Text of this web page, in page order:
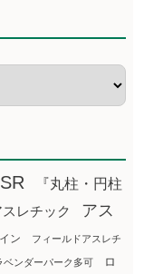
『丸柱・円柱
スレチック
アス
ン フィールドアスレチ
ベンダーパーク多可
ロ